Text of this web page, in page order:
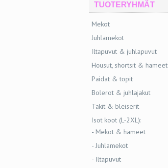
TUOTERYHMÄT
Mekot
Juhlamekot
Iltapuvut & juhlapuvut
Housut, shortsit & hameet
Paidat & topit
Bolerot & juhlajakut
Takit & bleiserit
Isot koot (L-2XL):
- Mekot & hameet
- Juhlamekot
- Iltapuvut